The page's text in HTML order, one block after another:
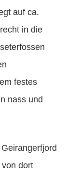
auf ca.
in die
festes
nass und
dort